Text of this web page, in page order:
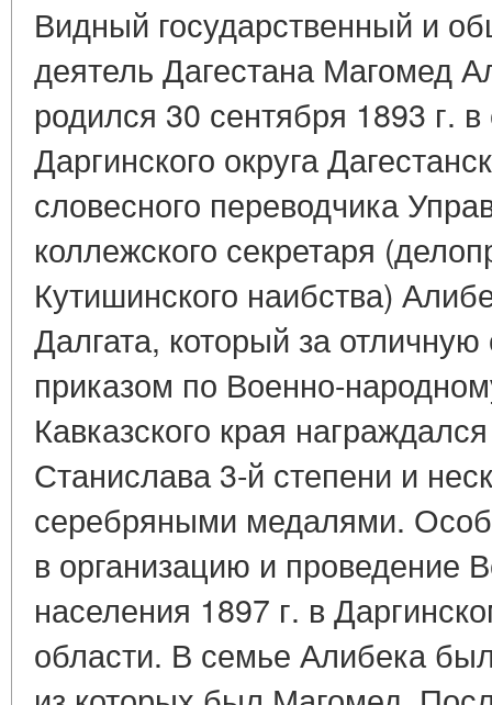
Видный государственный и
деятель Дагестана Магомед
родился 30 сентября 1893 г.
Даргинского округа
словесного переводчика
коллежского секретаря
Кутишинского наибства)
Далгата, который за
приказом по Военно-
Кавказского края
Станислава 3-й степени и
серебряными медалями.
в организацию и проведение
населения 1897 г. в
области. В семье Алибека